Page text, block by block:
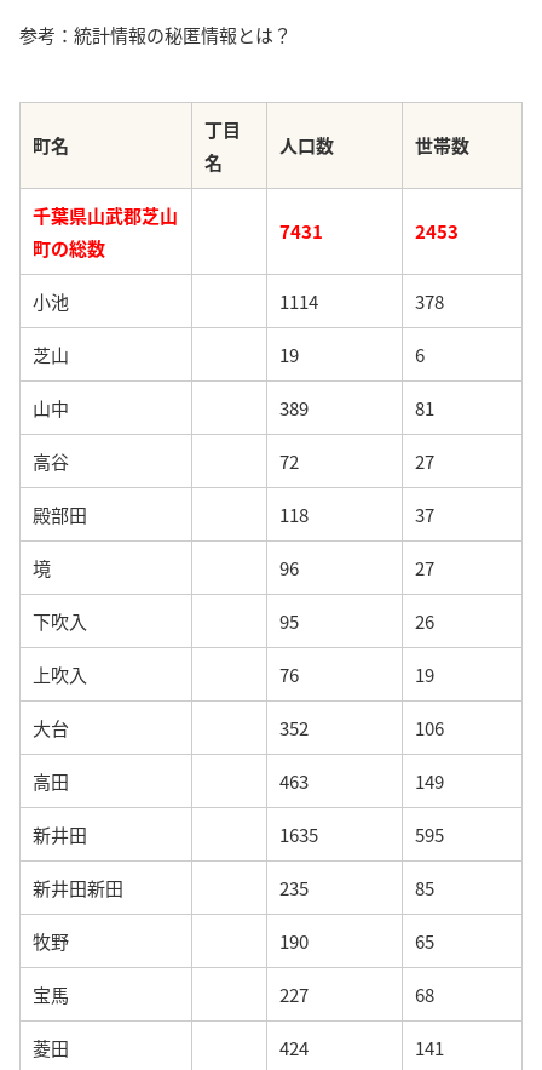
参考：統計情報の秘匿情報とは？
町名
丁目
名
人口数 世帯数
千葉県山武郡芝山
町の総数
7431 2453
小池 1114 378
芝山 19 6
山中 389 81
高谷 72 27
殿部田 118 37
境 96 27
下吹入 95 26
上吹入 76 19
大台 352 106
高田 463 149
新井田 1635 595
新井田新田 235 85
牧野 190 65
宝馬 227 68
菱田 424 141